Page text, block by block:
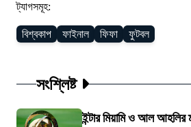
ট্যাগসমূহ:
বিশ্বকাপ ফাইনাল ফিফা ফুটবল
সংশ্লিষ্ট
ইন্টার মিয়ামি ও আল আহলির